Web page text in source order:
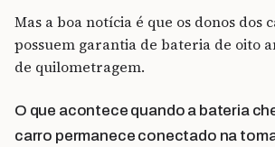
Mas a boa notícia é que os donos dos
possuem garantia de bateria de oito
de quilometragem.
O que acontece quando a bateria
carro permanece conectado na